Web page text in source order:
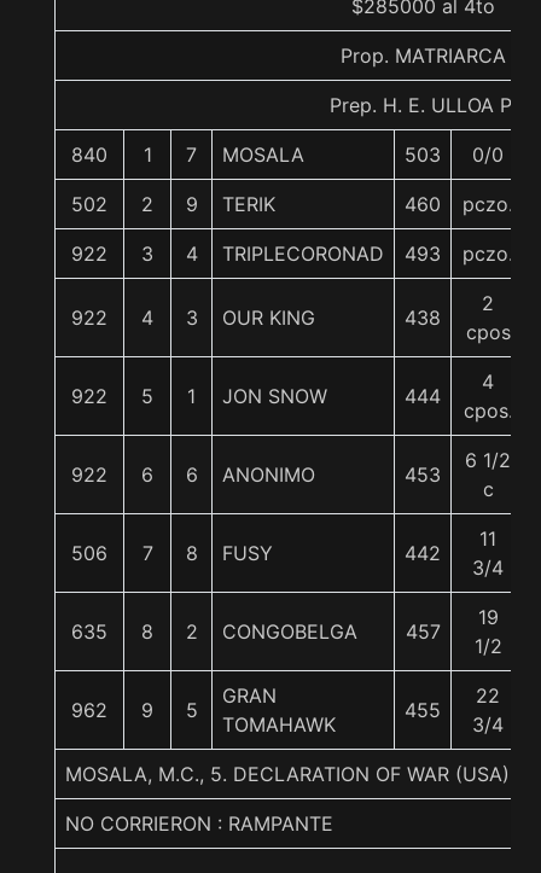
$285000 al 4to
Prop. MATRIARCA
Prep. H. E. ULLOA P.
840 1 7 MOSALA 503 0/0
502 2 9 TERIK 460 pczo.
922 3 4 TRIPLECORONAD 493 pczo.
922 4 3 OUR KING 438
2
cpos
922 5 1 JON SNOW 444
4
cpos.
922 6 6 ANONIMO 453
6 1/2
c
506 7 8 FUSY 442
11
3/4
635 8 2 CONGOBELGA 457
19
1/2
962 9 5
GRAN
TOMAHAWK
455
22
3/4
MOSALA, M.C., 5. DECLARATION OF WAR (USA)-
NO CORRIERON : RAMPANTE